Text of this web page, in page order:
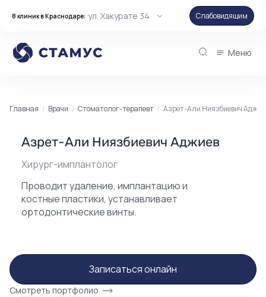
8 клиник в Краснодаре: ул. Хакурате 34 Слабовидящим
Меню
Главная Врачи Стоматолог-терапевт Азрет-Али Ниязбиевич
Азрет-Али Ниязбиевич Аджиев
Хирург-имплантолог
Проводит удаление, имплантацию и
костные пластики, устанавливает
ортодонтические винты.
Записаться онлайн
Смотреть портфолио